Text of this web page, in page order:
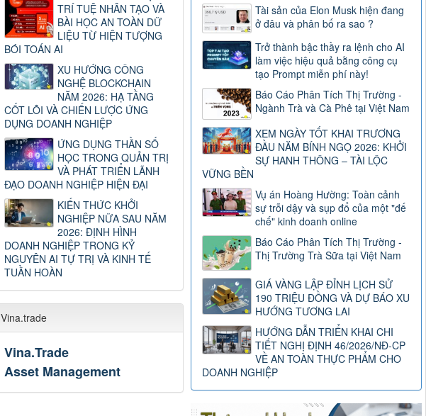
Tài sản của Elon Musk hiện đang
ở đâu và phân bố ra sao ?
Trở thành bậc thầy ra lệnh cho AI
làm việc hiệu quả bằng công cụ
tạo Prompt miễn phí này!
Báo Cáo Phân Tích Thị Trường -
Ngành Trà và Cà Phê tại Việt Nam
XEM NGÀY TỐT KHAI TRƯƠNG
ĐẦU NĂM BÍNH NGỌ 2026: KHỞI
SỰ HANH THÔNG – TÀI LỘC
VỮNG BỀN
Vụ án Hoàng Hường: Toàn cảnh
sự trỗi dậy và sụp đổ của một "đế
chế" kinh doanh online
Báo Cáo Phân Tích Thị Trường -
Thị Trường Trà Sữa tại Việt Nam
GIÁ VÀNG LẬP ĐỈNH LỊCH SỬ
190 TRIỆU ĐỒNG VÀ DỰ BÁO XU
HƯỚNG TƯƠNG LAI
HƯỚNG DẪN TRIỂN KHAI CHI
TIẾT NGHỊ ĐỊNH 46/2026/NĐ-CP
VỀ AN TOÀN THỰC PHẨM CHO
DOANH NGHIỆP
TRÍ TUỆ NHÂN TẠO VÀ
BÀI HỌC AN TOÀN DỮ
LIỆU TỪ HIỆN TƯỢNG
BÓI TOÁN AI
XU HƯỚNG CÔNG
NGHỆ BLOCKCHAIN
NĂM 2026: HẠ TẦNG
CỐT LÕI VÀ CHIẾN LƯỢC ỨNG
DỤNG DOANH NGHIỆP
ỨNG DỤNG THẦN SỐ
HỌC TRONG QUẢN TRỊ
VÀ PHÁT TRIỂN LÃNH
ĐẠO DOANH NGHIỆP HIỆN ĐẠI
KIẾN THỨC KHỞI
NGHIỆP NỮA SAU NĂM
2026: ĐỊNH HÌNH
DOANH NGHIỆP TRONG KỶ
NGUYÊN AI TỰ TRỊ VÀ KINH TẾ
TUẦN HOÀN
Vina.trade
Vina.Trade
Asset Management